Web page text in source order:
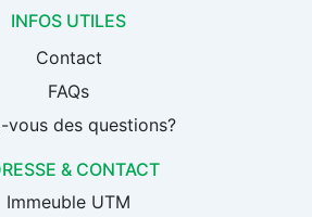
INFOS UTILES
Contact
FAQs
vous des questions?
& CONTACT
Immeuble UTM